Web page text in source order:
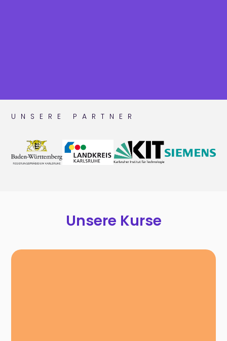
UNSERE PARTNER
Unsere Kurse